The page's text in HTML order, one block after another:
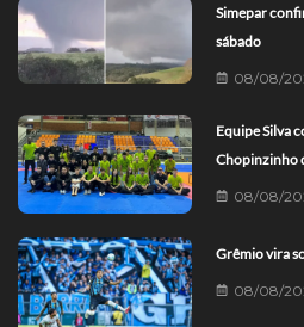
Simepar
sábado
08/08/
Equipe Silva
Chopinzinho
08/08/
Grêmio vira
08/08/